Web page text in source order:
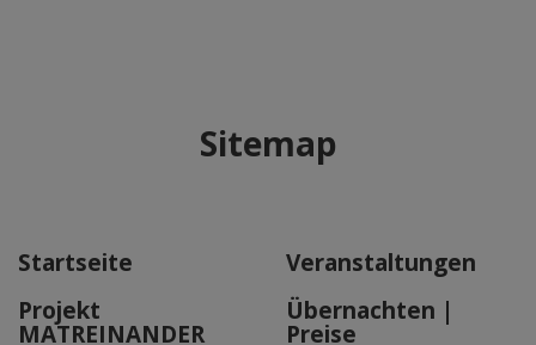
Sep 2025
Sitemap
Startseite
Veranstaltungen
Projekt
MATREINANDER
Übernachten |
Preise